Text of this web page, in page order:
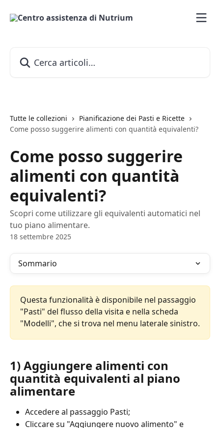
Tutte le collezioni
Pianificazione dei Pasti e Ricette
Come posso suggerire alimenti con quantità equivalenti?
Come posso suggerire
alimenti con quantità
equivalenti?
Scopri come utilizzare gli equivalenti automatici nel
tuo piano alimentare.
18 settembre 2025
Sommario
Questa funzionalità è disponibile nel passaggio
"Pasti" del flusso della visita e nella scheda
"Modelli", che si trova nel menu laterale sinistro.
1) Aggiungere alimenti con
quantità equivalenti al piano
alimentare
Accedere al passaggio Pasti;
Cliccare su "Aggiungere nuovo alimento" e